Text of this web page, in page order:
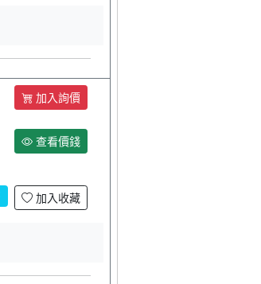
加入詢價
查看價錢
加入收藏